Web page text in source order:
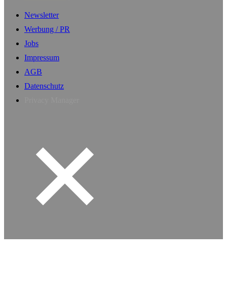
Newsletter
Werbung / PR
Jobs
Impressum
AGB
Datenschutz